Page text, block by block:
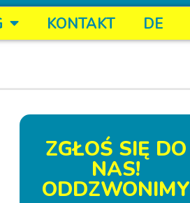
KONTAKT DE
ZGŁOŚ SIĘ DO
NAS!
ODDZWONIMY